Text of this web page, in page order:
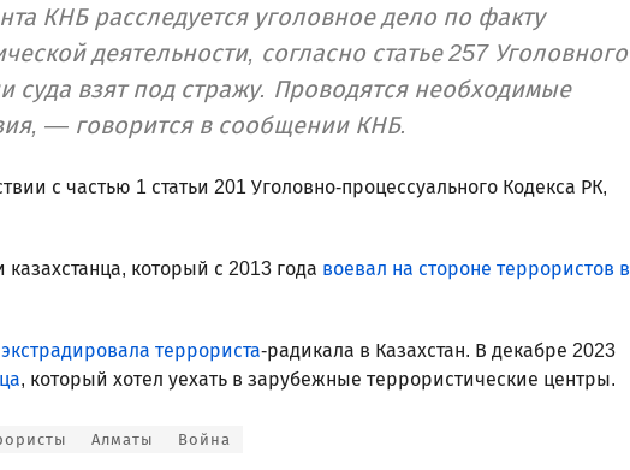
КНБ расследуется уголовное дело по факту
деятельности, согласно статье 257 Уголовного
суда взят под стражу. Проводятся необходимые
— говорится в сообщении КНБ.
с частью 1 статьи 201 Уголовно-процессуального Кодекса РК,
который с 2013 года воевал на стороне террористов в
экстрадировала террориста-радикала в Казахстан. В декабре 2023
, который хотел уехать в зарубежные террористические центры.
Алматы Война